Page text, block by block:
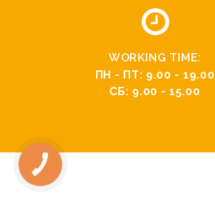
WORKING TIME:
ПН - ПТ: 9.00 - 19.00
СБ: 9.00 - 15.00